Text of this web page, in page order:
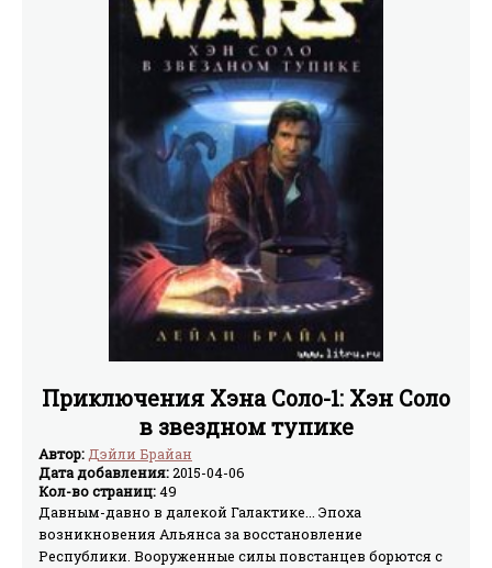
незнакомка и летающий Чубакка, гордые аммуудские
замки и войнакланов... Все это в эпической истории
Приключения Хэна Соло-1: Хэн Соло
в звездном тупике
Автор:Дэйли Брайан
Дата добавления:2015-04-06
Кол-во страниц:49
Давным-давно в далекой Галактике... Эпоха
возникновения Альянса за восстановление
Республики. Вооруженные силы повстанцев борются с